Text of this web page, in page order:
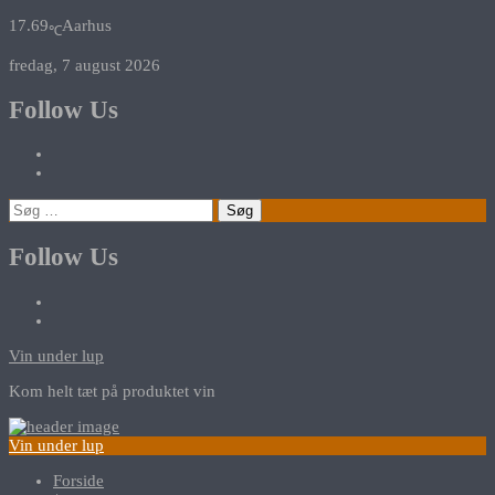
17.69℃Aarhus
fredag, 7 august 2026
Follow Us
Søg
efter:
Follow Us
Vin under lup
Kom helt tæt på produktet vin
Vin under lup
Forside